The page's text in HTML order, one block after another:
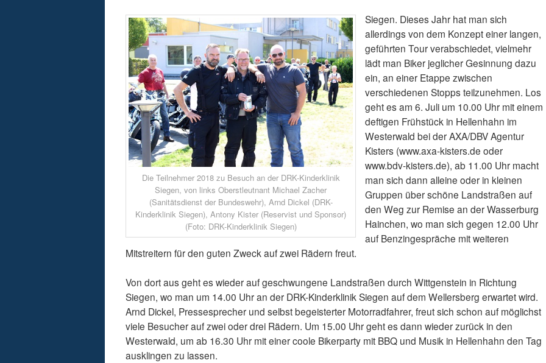
Die Teilnehmer 2018 zu Besuch an der DRK-Kinderklinik
Siegen, von links Oberstleutnant Michael Zacher
(Sanitätsdienst der Bundeswehr), Arnd Dickel (DRK-
Kinderklinik Siegen), Antony Kister (Reservist und Sponsor)
(Foto: DRK-Kinderklinik Siegen)
Siegen. Dieses Jahr hat man sich
allerdings von dem Konzept einer langen,
geführten Tour verabschiedet, vielmehr
lädt man Biker jeglicher Gesinnung dazu
ein, an einer Etappe zwischen
verschiedenen Stopps teilzunehmen. Los
geht es am 6. Juli um 10.00 Uhr mit einem
deftigen Frühstück in Hellenhahn im
Westerwald bei der AXA/DBV Agentur
Kisters (www.axa-kisters.de oder
www.bdv-kisters.de), ab 11.00 Uhr macht
man sich dann alleine oder in kleinen
Gruppen über schöne Landstraßen auf
den Weg zur Remise an der Wasserburg
Hainchen, wo man sich gegen 12.00 Uhr
auf Benzingespräche mit weiteren
Mitstreitern für den guten Zweck auf zwei Rädern freut.
Von dort aus geht es wieder auf geschwungene Landstraßen durch Wittgenstein in Richtung
Siegen, wo man um 14.00 Uhr an der DRK-Kinderklinik Siegen auf dem Wellersberg erwartet wird.
Arnd Dickel, Pressesprecher und selbst begeisterter Motorradfahrer, freut sich schon auf möglichst
viele Besucher auf zwei oder drei Rädern. Um 15.00 Uhr geht es dann wieder zurück in den
Westerwald, um ab 16.30 Uhr mit einer coole Bikerparty mit BBQ und Musik in Hellenhahn den Tag
ausklingen zu lassen.